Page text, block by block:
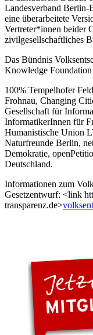
Landesverband Berlin-
eine überarbeitete
Vertreter*innen beider
zivilgesellschaftliches
Das Bündnis
Knowledge
100% Tempelhofer
Frohnau, Changing
Gesellschaft für
InformatikerInnen für
Humanistische Union
Naturfreunde Berlin,
Demokratie,
Deutschland.
Informationen zum
Gesetzentwurf: <link
transparenz.de>